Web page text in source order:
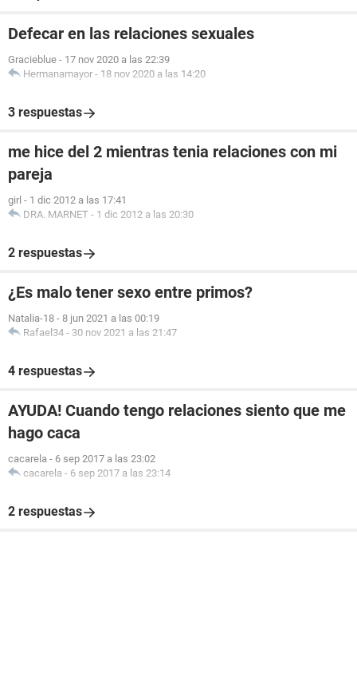
Defecar en las relaciones sexuales
Gracieblue - 17 nov 2020 a las 22:39
Hermanamayor - 18 nov 2020 a las 14:20
3 respuestas
me hice del 2 mientras tenia relaciones con mi
pareja
girl - 1 dic 2012 a las 17:41
DRA. MARNET - 1 dic 2012 a las 20:30
2 respuestas
¿Es malo tener sexo entre primos?
Natalia-18 - 8 jun 2021 a las 00:19
Rafael34 - 30 nov 2021 a las 21:47
4 respuestas
AYUDA! Cuando tengo relaciones siento que me
hago caca
cacarela - 6 sep 2017 a las 23:02
cacarela - 6 sep 2017 a las 23:14
2 respuestas